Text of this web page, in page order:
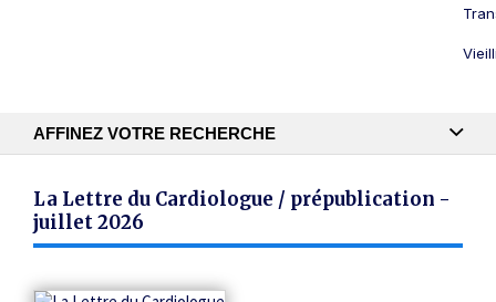
AFFINEZ VOTRE RECHERCHE
La Lettre du Cardiologue / prépublication -
juillet 2026